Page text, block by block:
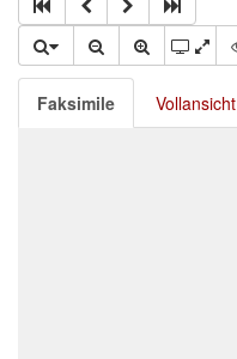
Faksimile Vollansicht